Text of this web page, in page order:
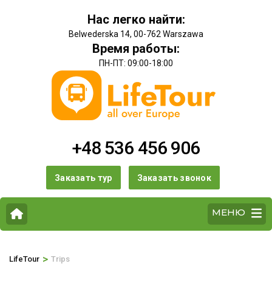
Нас легко найти:
Belwederska 14, 00-762 Warszawa
Время работы:
ПН-ПТ: 09:00-18:00
+48 536 456 906
Заказать тур Заказать звонок
МЕНЮ
LifeTour > Trips